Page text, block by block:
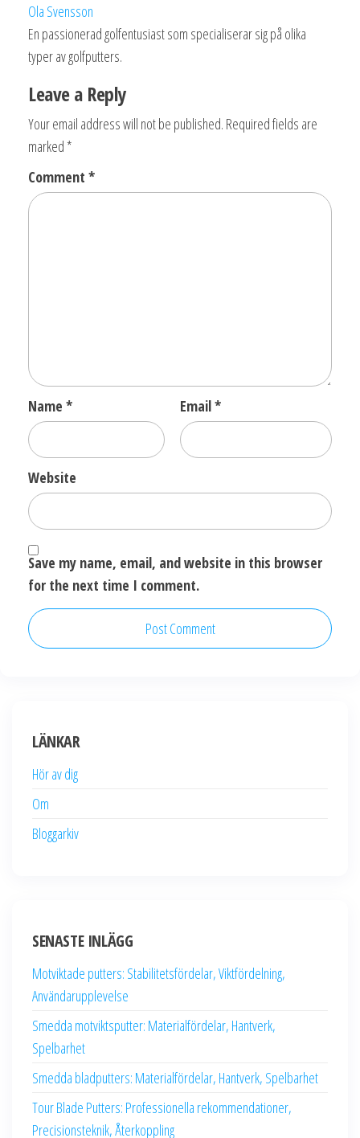
Ola Svensson
En passionerad golfentusiast som specialiserar sig på olika
typer av golfputters.
Leave a Reply
Your email address will not be published. Required fields are
marked *
Comment *
Name * Email*
Website
Save my name, email, and website in this browser
for the next time I comment.
LÄNKAR
Hör av dig
Om
Bloggarkiv
SENASTE INLÄGG
Motviktade putters: Stabilitetsfördelar, Viktfördelning,
Användarupplevelse
Smedda motviktsputter: Materialfördelar, Hantverk,
Spelbarhet
Smedda bladputters: Materialfördelar, Hantverk, Spelbarhet
Tour Blade Putters: Professionella rekommendationer,
Precisionsteknik, Återkoppling